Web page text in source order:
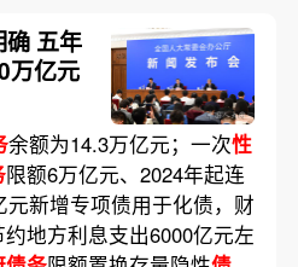
五年
万亿元
余额为14.3万亿元；一次性
限额6万亿元、2024年起连
新增专项债用于化债，财
地方利息支出6000亿元左